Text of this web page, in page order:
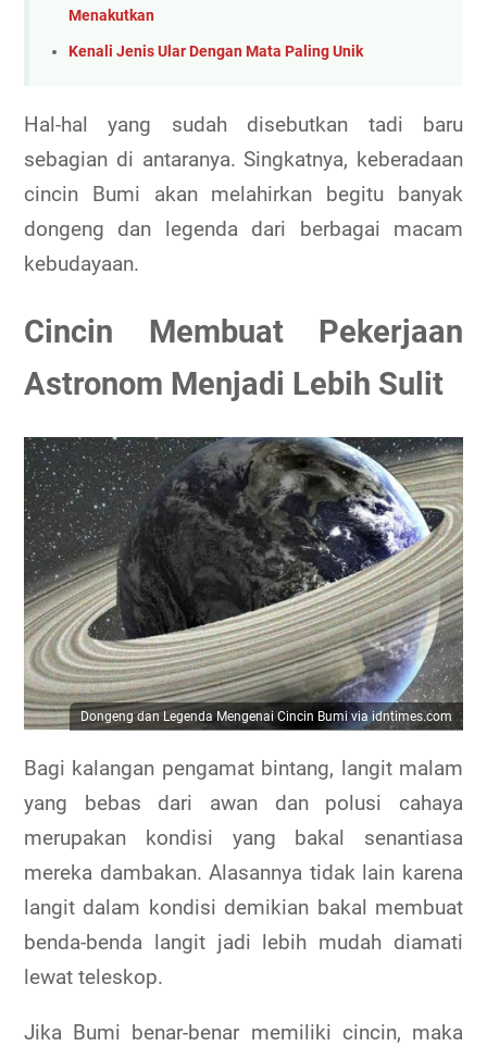
Menakutkan
Kenali Jenis Ular Dengan Mata Paling Unik
Hal-hal yang sudah disebutkan tadi baru
sebagian di antaranya. Singkatnya, keberadaan
cincin Bumi akan melahirkan begitu banyak
dongeng dan legenda dari berbagai macam
kebudayaan.
Cincin Membuat Pekerjaan
Astronom Menjadi Lebih Sulit
Dongeng dan Legenda Mengenai Cincin Bumi via idntimes.com
Bagi kalangan pengamat bintang, langit malam
yang bebas dari awan dan polusi cahaya
merupakan kondisi yang bakal senantiasa
mereka dambakan. Alasannya tidak lain karena
langit dalam kondisi demikian bakal membuat
benda-benda langit jadi lebih mudah diamati
lewat teleskop.
Jika Bumi benar-benar memiliki cincin, maka